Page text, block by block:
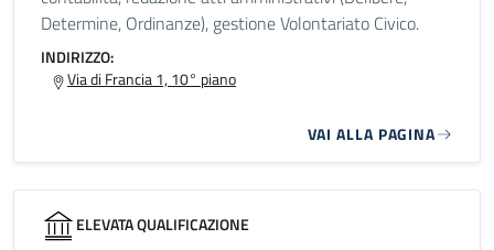
Determine, Ordinanze), gestione Volontariato Civico.
INDIRIZZO:
Via di Francia 1, 10° piano
VAI ALLA PAGINA
ELEVATA QUALIFICAZIONE